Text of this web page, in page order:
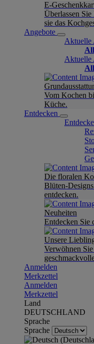
E-
Überlassen
sie das
Angebote
Aktuelle
Aktuelle
Vom Kochen
Küche.
Entdecken
Die floralen
Blüten-
entdecken.
Neuheiten
Entdecken Sie
Unsere
Verwöhnen
Anmelden
Merkzettel
Anmelden
Merkzettel
Land
DEUTSCHLAND
Sprache
Sprache